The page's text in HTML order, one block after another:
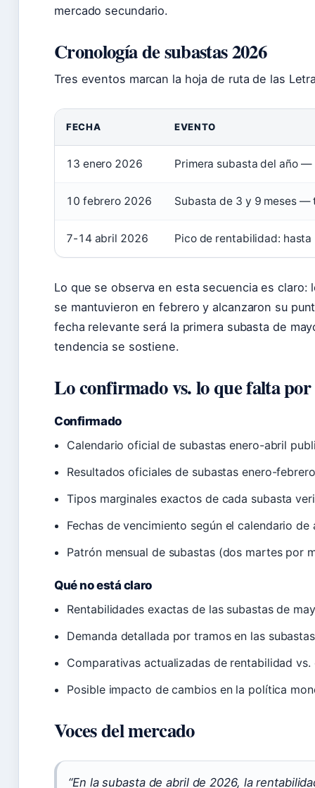
mercado secundario.
Cronología de subastas 2026
Tres eventos marcan la hoja de ruta de las
FECHA EVENTO
13 enero 2026 Primera subasta del año
10 febrero 2026 Subasta de 3 y 9 meses —
7-14 abril 2026 Pico de rentabilidad: hasta
Lo que se observa en esta secuencia es
se mantuvieron en febrero y alcanzaron su
fecha relevante será la primera subasta de
tendencia se sostiene.
Lo confirmado vs. lo que falta por
Confirmado
Calendario oficial de subastas enero-abril
Resultados oficiales de subastas enero-
Tipos marginales exactos de cada subasta
Fechas de vencimiento según el calendario
Patrón mensual de subastas (dos martes por
Qué no está claro
Rentabilidades exactas de las subastas de
Demanda detallada por tramos en las
Comparativas actualizadas de rentabilidad
Posible impacto de cambios en la política
Voces del mercado
“En la subasta de abril de 2026, la